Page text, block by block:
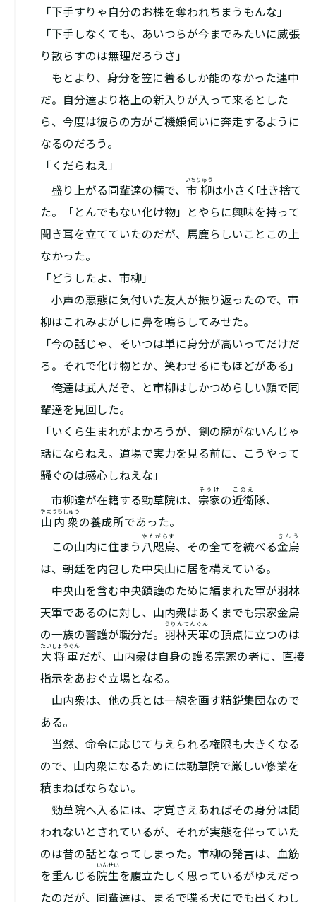
「下手すりゃ自分のお株を奪われちまうもんな」
「下手しなくても、あいつらが今までみたいに威張
り散らすのは無理だろうさ」
もとより、身分を笠に着るしか能のなかった連中
だ。自分達より格上の新入りが入って来るとした
ら、今度は彼らの方がご機嫌伺いに奔走するように
なるのだろう。
「くだらねえ」
盛り上がる同輩達の横で、 市柳
いちりゅう
は小さく吐き捨て
た。「とんでもない化け物」とやらに興味を持って
聞き耳を立てていたのだが、馬鹿らしいことこの上
なかった。
「どうしたよ、市柳」
小声の悪態に気付いた友人が振り返ったので、市
柳はこれみよがしに鼻を鳴らしてみせた。
「今の話じゃ、そいつは単に身分が高いってだけだ
ろ。それで化け物とか、笑わせるにもほどがある」
俺達は武人だぞ、と市柳はしかつめらしい顔で同
輩達を見回した。
「いくら生まれがよかろうが、剣の腕がないんじゃ
話にならねえ。道場で実力を見る前に、こうやって
騒ぐのは感心しねえな」
市柳達が在籍する勁草院は、 宗家
そうけ
の近衛
このえ
隊、
山内衆
やまうちしゅう
の養成所であった。
この山内に住まう 八咫烏
やたがらす
、その全てを統べる金烏
きんう
は、朝廷を内包した中央山に居を構えている。
中央山を含む中央鎮護のために編まれた軍が羽林
天軍であるのに対し、山内衆はあくまでも宗家――金烏
の一族の警護が職分だ。 羽林天軍
うりんてんぐん
の頂点に立つのは
大将軍
たいしょうぐん
だが、山内衆は自身の護る宗家の者に、直接
指示をあおぐ立場となる。
山内衆は、他の兵とは一線を画す精鋭集団なので
ある。
当然、命令に応じて与えられる権限も大きくなる
ので、山内衆になるためには勁草院で厳しい修業を
積まねばならない。
勁草院へ入るには、才覚さえあればその身分は問
われないとされているが、それが実態を伴っていた
のは昔の話となってしまった。市柳の発言は、血筋
を重んじる院生
いんせい
を腹立たしく思っているがゆえだっ
たのだが、同輩達は、まるで喋る犬にでも出くわし